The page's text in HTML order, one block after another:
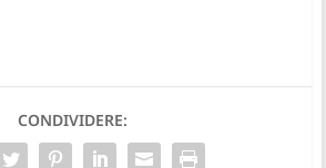
CONDIVIDERE: